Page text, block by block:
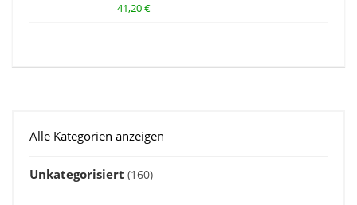
41,20 €
Alle Kategorien anzeigen
Unkategorisiert (160)